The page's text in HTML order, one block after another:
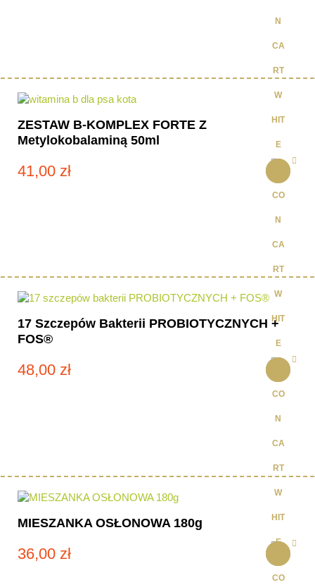
ZESTAW B-KOMPLEX FORTE Z
Metylokobalaminą 50ml
41,00 zł
17 Szczepów Bakterii PROBIOTYCZNYCH +
FOS®
48,00 zł
MIESZANKA OSŁONOWA 180g
36,00 zł